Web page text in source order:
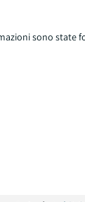
sono state